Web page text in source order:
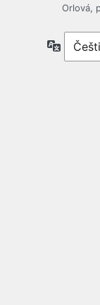
Orlová,
Jazyky